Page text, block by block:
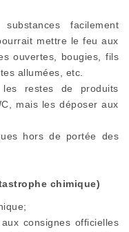
facilement
mettre le feu aux
ouvertes, bougies, fils
allumées, etc.
restes de produits
mais les déposer aux
hors de portée des
chimique)
consignes officielles